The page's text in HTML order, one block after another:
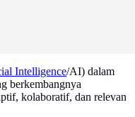
Intelligence/AI) dalam
berkembangnya
kolaboratif, dan relevan